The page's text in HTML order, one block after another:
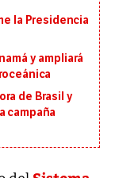
la Presidencia
y ampliará
de Brasil y
campaña